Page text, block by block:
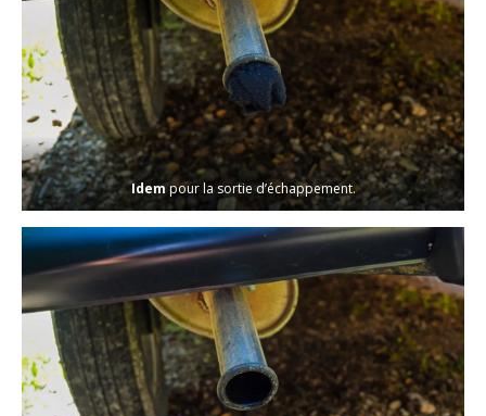
Idem pour la sortie d’échappement.